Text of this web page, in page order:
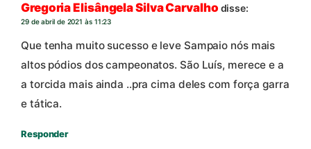
Gregoria Elisângela Silva Carvalho disse:
29 de abril de 2021 às 11:23
Que tenha muito sucesso e leve Sampaio nós mais
altos pódios dos campeonatos. São Luís, merece e a
a torcida mais ainda ..pra cima deles com força garra
e tática.
Responder